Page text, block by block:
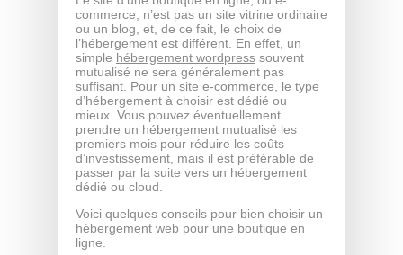
commerce, n’est pas un site vitrine ordinaire
ou un blog, et, de ce fait, le choix de
l’hébergement est différent. En effet, un
simple hébergement wordpress souvent
mutualisé ne sera généralement pas
suffisant. Pour un site e-commerce, le type
d’hébergement à choisir est dédié ou
mieux. Vous pouvez éventuellement
prendre un hébergement mutualisé les
premiers mois pour réduire les coûts
d’investissement, mais il est préférable de
passer par la suite vers un hébergement
dédié ou cloud.
Voici quelques conseils pour bien choisir un
hébergement web pour une boutique en
ligne.